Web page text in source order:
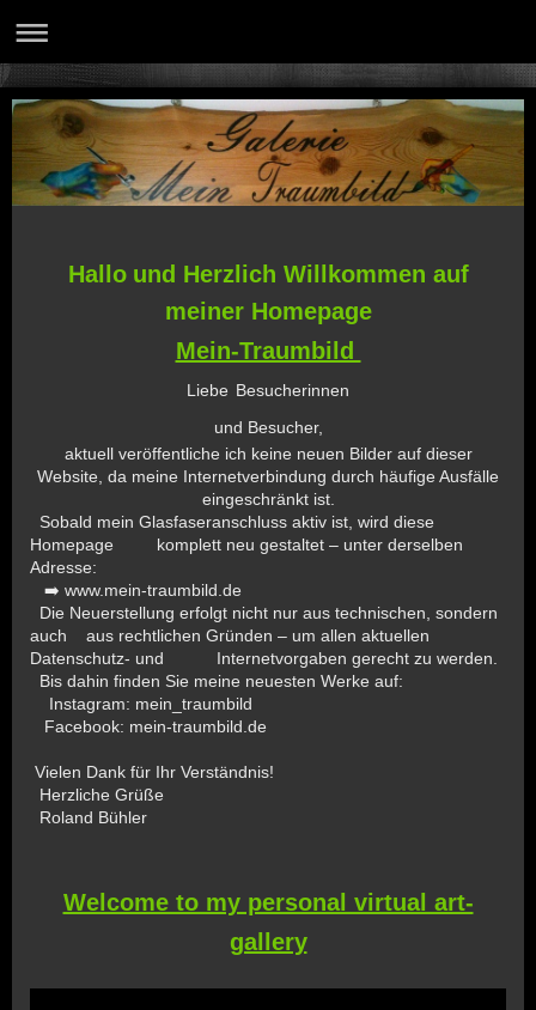
Hallo und Herzlich Willkommen auf
meiner Homepage
Mein-Traumbild
Liebe Besucherinnen
und Besucher,
aktuell veröffentliche ich keine neuen Bilder auf dieser
Website, da meine Internetverbindung durch häufige Ausfälle
eingeschränkt ist.
Sobald mein Glasfaseranschluss aktiv ist, wird diese
Homepage komplett neu gestaltet – unter derselben
Adresse:
➡️ www.mein-traumbild.de
Die Neuerstellung erfolgt nicht nur aus technischen, sondern
auch aus rechtlichen Gründen – um allen aktuellen
Datenschutz- und Internetvorgaben gerecht zu werden.
Bis dahin finden Sie meine neuesten Werke auf:
Instagram: mein_traumbild
Facebook: mein-traumbild.de
Vielen Dank für Ihr Verständnis!
Herzliche Grüße
Roland Bühler
Welcome to my personal virtual art-
gallery